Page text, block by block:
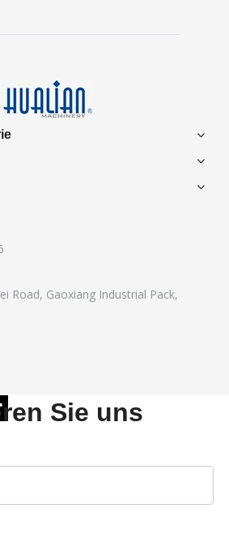
Road, Gaoxiang Industrial Pack,
Sie uns